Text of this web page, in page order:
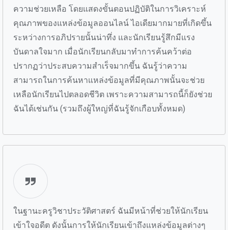
ความช่วยเหลือ โดยแสดงขั้นตอนปฏิบัติในการวิเคราะห์
คุณภาพของแหล่งข้อมูลออนไลน์ ไอเดียมากมายที่เกิดขึ้น
ระหว่างการอภิปรายนั้นน่าทึ่ง และนักเรียนรู้สึกมีแรง
บันดาลใจมาก เมื่อนักเรียนกลับมาทำการค้นคว้าต่อ
ปรากฏว่าประสบความสำเร็จมากขึ้น ฉันรู้ว่าความ
สามารถในการค้นหาแหล่งข้อมูลที่มีคุณภาพนั้นจะช่วย
เหลือนักเรียนไปตลอดชีวิต เพราะความสามารถนี้ก็ยังช่วย
ฉันได้เช่นกัน (รวมถึงผู้ใหญ่ที่ฉันรู้จักเกือบทั้งหมด)
ในฐานะครูวิชาประวัติศาสตร์ ฉันมีหน้าที่ช่วยให้นักเรียน
เข้าใจอดีต ดังนั้นการให้นักเรียนเข้าถึงแหล่งข้อมูลต่างๆ